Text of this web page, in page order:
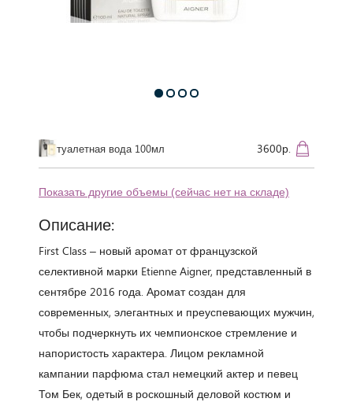
туалетная вода 100мл 3600р.
Показать другие объемы (сейчас нет на складе)
Описание:
First Class – новый аромат от французской
селективной марки Etienne Aigner, представленный в
сентябре 2016 года. Аромат создан для
современных, элегантных и преуспевающих мужчин,
чтобы подчеркнуть их чемпионское стремление и
напористость характера. Лицом рекламной
кампании парфюма стал немецкий актер и певец
Том Бек, одетый в роскошный деловой костюм и